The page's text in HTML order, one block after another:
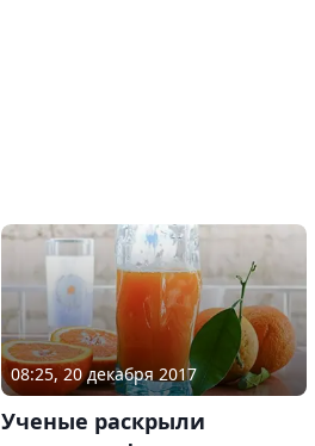
08:25, 20 декабря 2017
Ученые раскрыли